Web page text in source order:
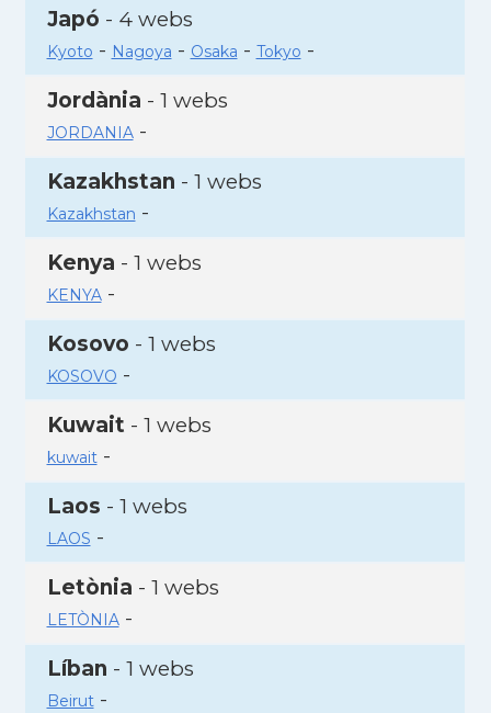
Japó - 4 webs
Kyoto - Nagoya - Osaka - Tokyo -
Jordània - 1 webs
JORDANIA-
Kazakhstan - 1 webs
Kazakhstan -
Kenya - 1 webs
KENYA-
Kosovo - 1 webs
KOSOVO -
Kuwait - 1 webs
kuwait-
Laos - 1 webs
LAOS -
Letònia - 1 webs
LETÒNIA-
Líban - 1 webs
Beirut-